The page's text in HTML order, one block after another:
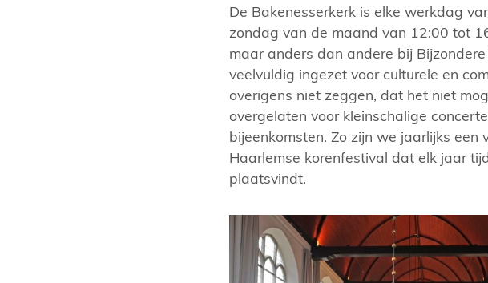
De Bakenesserkerk is elke werkdag
zondag van de maand van 12:00 tot
maar anders dan andere bij
veelvuldig ingezet voor culturele en
overigens niet zeggen, dat het niet
overgelaten voor kleinschalige
bijeenkomsten. Zo zijn we jaarlijks een
Haarlemse korenfestival dat elk jaar
plaatsvindt.